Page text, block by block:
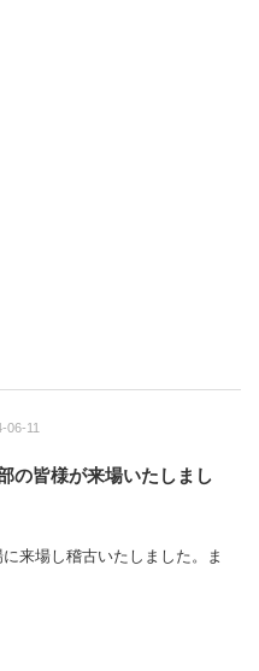
06-11
の皆様が来場いたしまし
来場し稽古いたしました。ま